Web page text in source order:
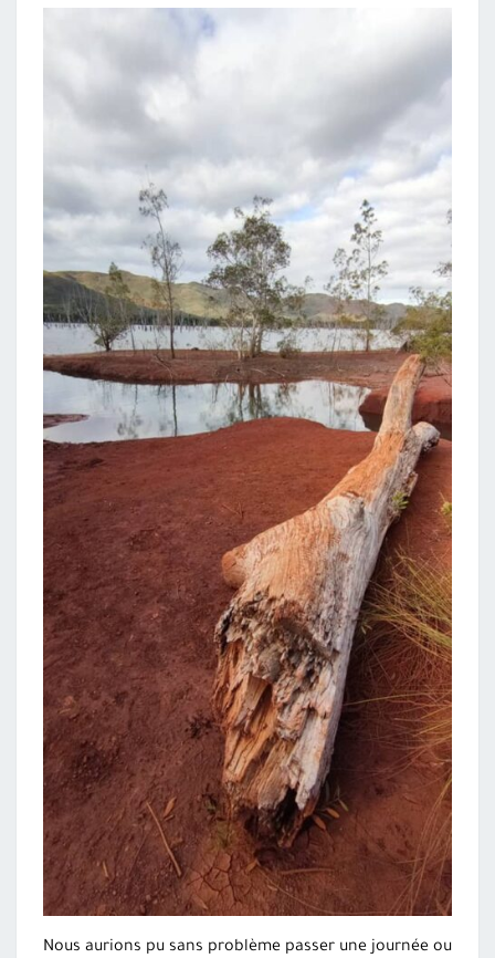
Nous aurions pu sans problème passer une journée ou